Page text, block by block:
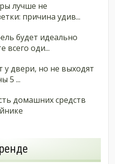
лучше не
причина удив...
будет идеально
всего оди...
у двери, но не выходят
5 ...
домашних средств